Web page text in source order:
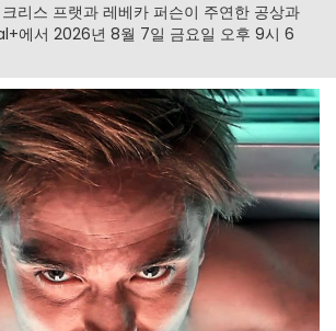
리스 프랫과 레베카 퍼슨이 주연한 공상과
에서 2026년 8월 7일 금요일 오후 9시 6